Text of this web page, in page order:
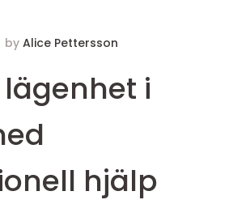
by Alice Pettersson
i
hjälp